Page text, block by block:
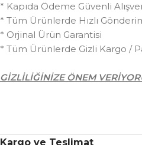
* Kapıda Ödeme Güvenli
* Tüm Ürünlerde Hızlı
* Orjinal Ürün Garantisi
* Tüm Ürünlerde Gizli Kargo /
GİZLİLİĞİNİZE ÖNEM
Kargo ve Teslimat